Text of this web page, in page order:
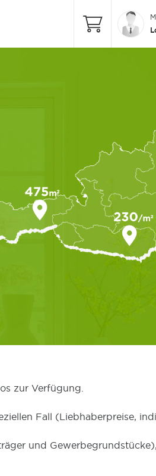
zur Verfügung.
Fall (Liebhaberpreise,
und